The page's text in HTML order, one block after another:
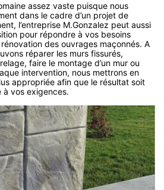
assez vaste puisque nous
dans le cadre d’un projet de
l’entreprise M.Gonzalez peut aussi
pour répondre à vos besoins
des ouvrages maçonnés. A
réparer les murs fissurés,
faire le montage d’un mur ou
intervention, nous mettrons en
appropriée afin que le résultat soit
vos exigences.